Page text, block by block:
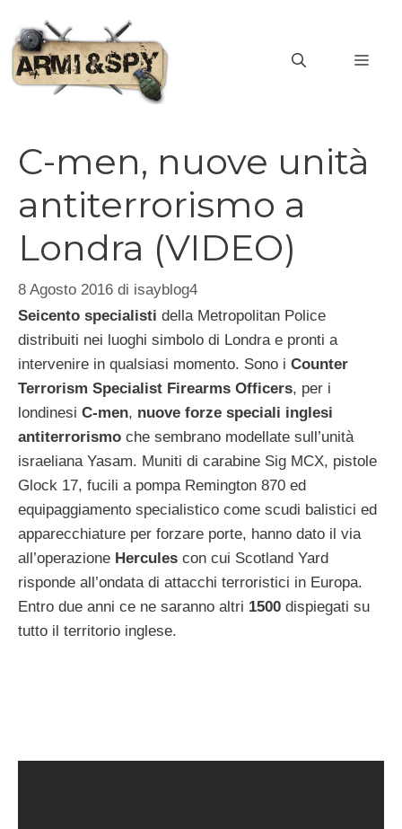
contenuto
C-men, nuove unità
antiterrorismo a
Londra (VIDEO)
8 Agosto 2016 di isayblog4
Seicento specialisti della Metropolitan Police
distribuiti nei luoghi simbolo di Londra e pronti a
intervenire in qualsiasi momento. Sono i Counter
Terrorism Specialist Firearms Officers, per i
londinesi C-men, nuove forze speciali inglesi
antiterrorismo che sembrano modellate sull’unità
israeliana Yasam. Muniti di carabine Sig MCX, pistole
Glock 17, fucili a pompa Remington 870 ed
equipaggiamento specialistico come scudi balistici ed
apparecchiature per forzare porte, hanno dato il via
all’operazione Hercules con cui Scotland Yard
risponde all’ondata di attacchi terroristici in Europa.
Entro due anni ce ne saranno altri 1500 dispiegati su
tutto il territorio inglese.